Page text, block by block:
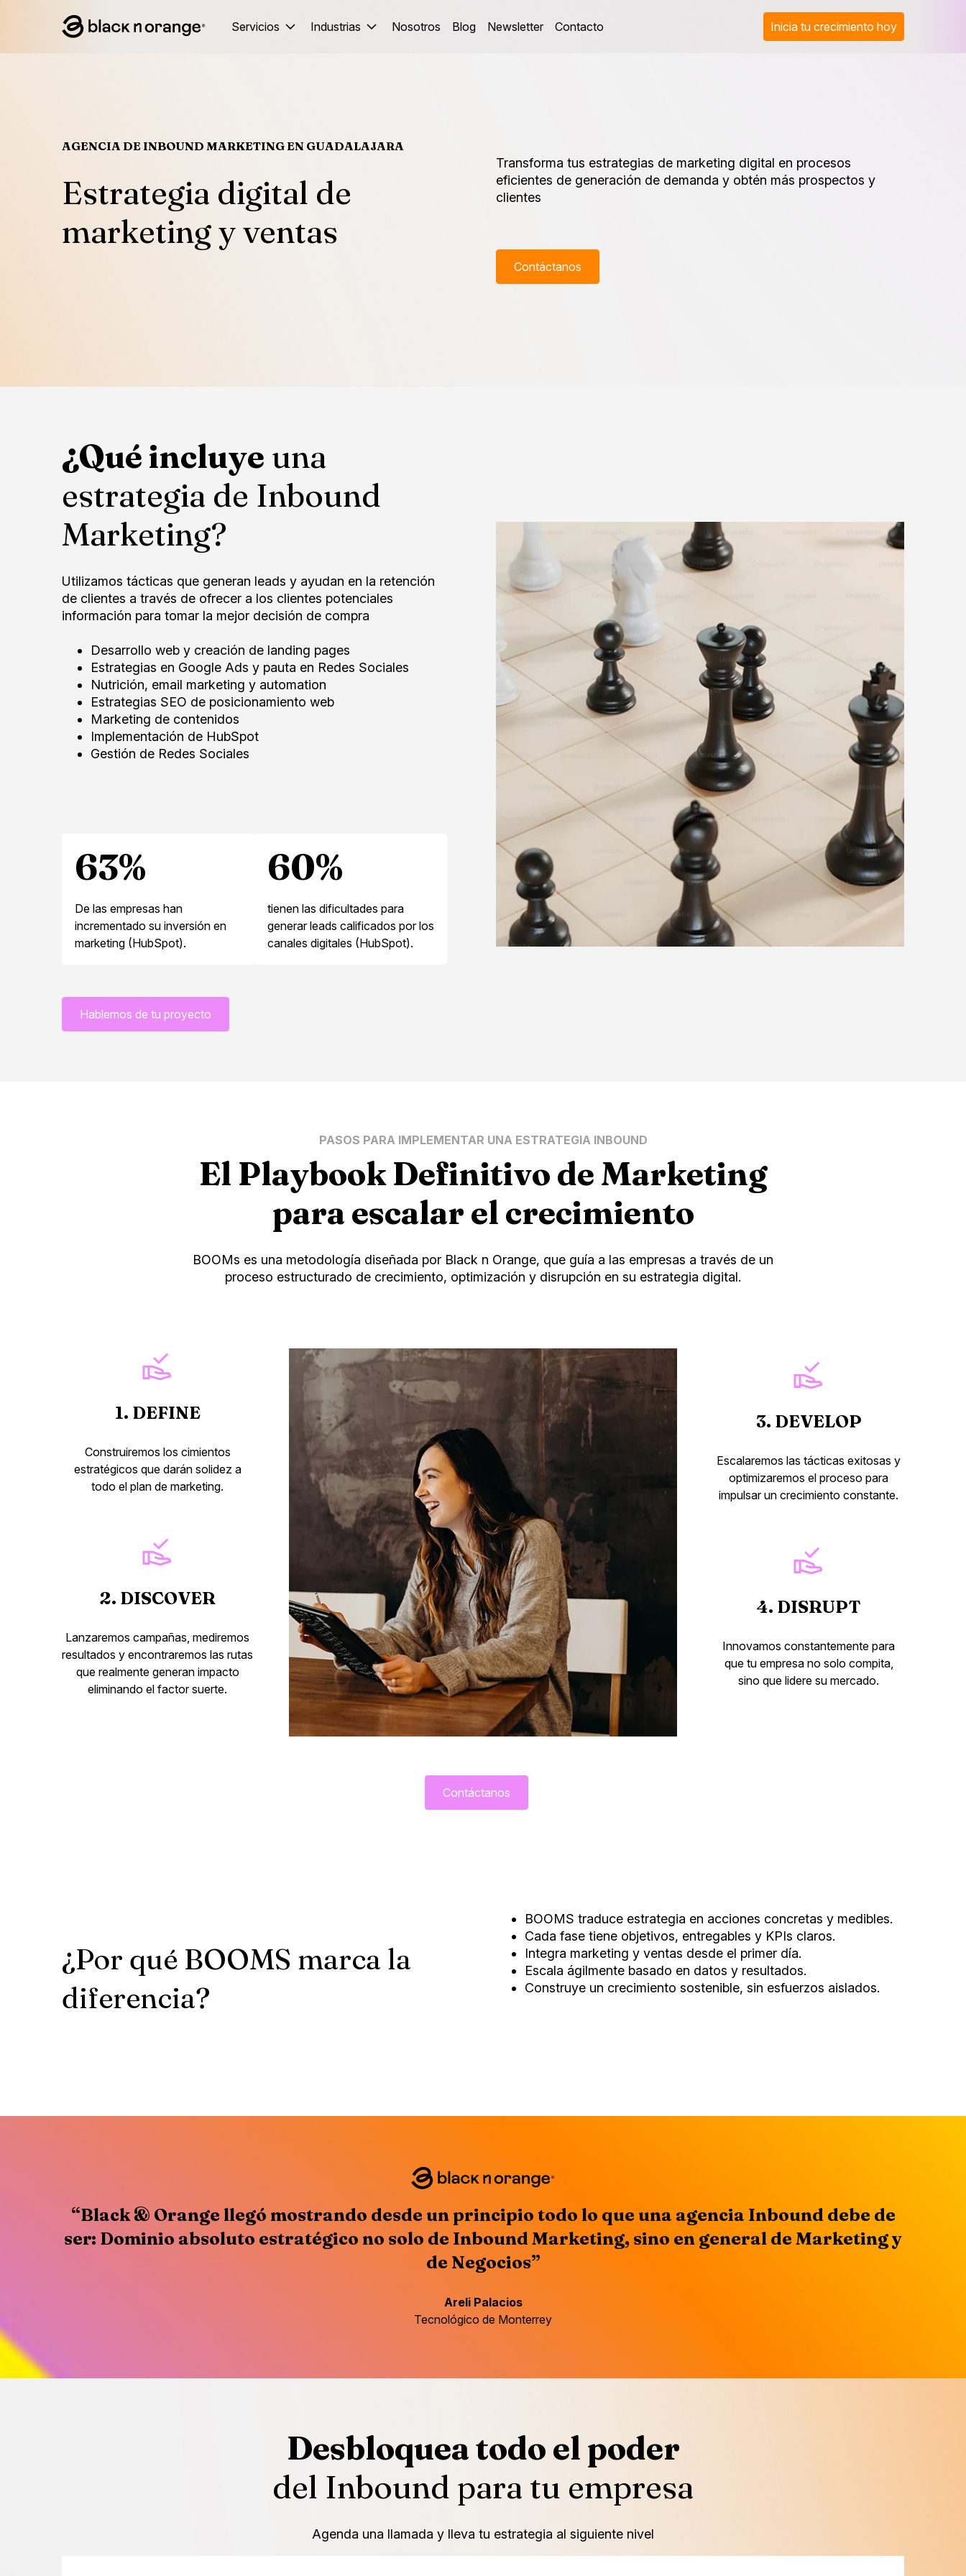
Servicios Industrias Nosotros Blog Newsletter Contacto Inicia tu crecimiento hoy
AGENCIA DE INBOUND MARKETING EN GUADALAJARA
Estrategia digital de
marketing y ventas
Transforma tus estrategias de marketing digital en procesos
eficientes de generación de demanda y obtén más prospectos y
clientes
Contáctanos
¿Qué incluye una
estrategia de Inbound
Marketing?
Utilizamos tácticas que generan leads y ayudan en la retención
de clientes a través de ofrecer a los clientes potenciales
información para tomar la mejor decisión de compra
Desarrollo web y creación de landing pages
Estrategias en Google Ads y pauta en Redes Sociales
Nutrición, email marketing y automation
Estrategias SEO de posicionamiento web
Marketing de contenidos
Implementación de HubSpot
Gestión de Redes Sociales
63%
De las empresas han
incrementado su inversión en
marketing (HubSpot).
60%
tienen las dificultades para
generar leads calificados por los
canales digitales (HubSpot).
Hablemos de tu proyecto
PASOS PARA IMPLEMENTAR UNA ESTRATEGIA INBOUND
El Playbook Definitivo de Marketing
para escalar el crecimiento
BOOMs es una metodología diseñada por Black n Orange, que guía a las empresas a través de un
proceso estructurado de crecimiento, optimización y disrupción en su estrategia digital.
1. DEFINE
Construiremos los cimientos
estratégicos que darán solidez a
todo el plan de marketing.
2. DISCOVER
Lanzaremos campañas, mediremos
resultados y encontraremos las rutas
que realmente generan impacto
eliminando el factor suerte.
3. DEVELOP
Escalaremos las tácticas exitosas y
optimizaremos el proceso para
impulsar un crecimiento constante.
4. DISRUPT
Innovamos constantemente para
que tu empresa no solo compita,
sino que lidere su mercado.
Contáctanos
¿Por qué BOOMS marca la
diferencia?
BOOMS traduce estrategia en acciones concretas y medibles.
Cada fase tiene objetivos, entregables y KPIs claros.
Integra marketing y ventas desde el primer día.
Escala ágilmente basado en datos y resultados.
Construye un crecimiento sostenible, sin esfuerzos aislados.
“Black & Orange llegó mostrando desde un principio todo lo que una agencia Inbound debe de
ser: Dominio absoluto estratégico no solo de Inbound Marketing, sino en general de Marketing y
de Negocios”
Areli Palacios
Tecnológico de Monterrey
Desbloquea todo el poder
del Inbound para tu empresa
Agenda una llamada y lleva tu estrategia al siguiente nivel